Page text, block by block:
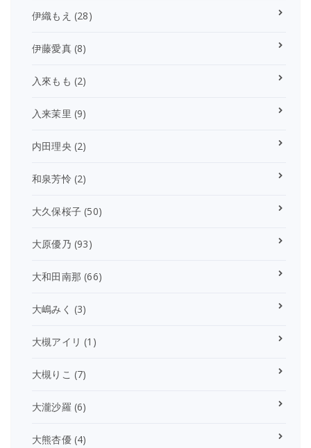
伊織もえ (28)
伊藤愛真(8)
入來もも (2)
入来茉里 (9)
内田理央 (2)
和泉芳怜 (2)
大久保桜子 (50)
大原優乃 (93)
大和田南那 (66)
大嶋みく (3)
大槻アイリ (1)
大槻りこ (7)
大瀧沙羅 (6)
大熊杏優(4)